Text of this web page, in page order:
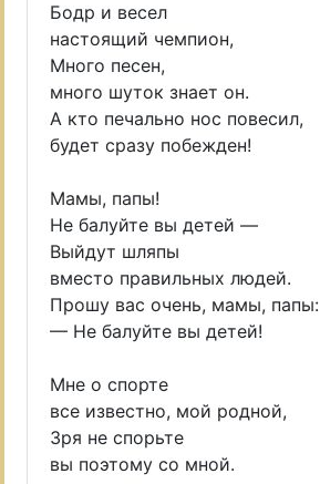
Бодр и весел
настоящий чемпион,
Много песен,
много шуток знает он.
А кто печально нос повесил,
будет сразу побежден!
Мамы, папы!
Не балуйте вы детей —
Выйдут шляпы
вместо правильных людей.
Прошу вас очень, мамы, папы:
— Не балуйте вы детей!
Мне о спорте
все известно, мой родной,
Зря не спорьте
вы поэтому со мной.